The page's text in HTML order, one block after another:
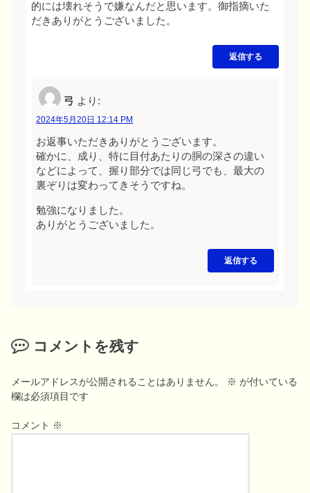
的には壊れそうで嫌なんだと思います。御指摘いた
だきありがとうございました。
返信する
弓 より:
2024年5月20日 12:14 PM
お返事いただきありがとうございます。
確かに、成り、特に目付あたりの胴の深さの違い
などによって、握り部分では同じ弓でも、最大の
裏ぞりは変わってきそうですね。
勉強になりました。
ありがとうございました。
返信する
コメントを残す
メールアドレスが公開されることはありません。 ※ が付いている
欄は必須項目です
コメント ※